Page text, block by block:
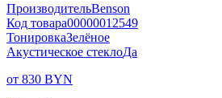
ПроизводительBenson
Код товара00000012549
ТонировкаЗелёное
Акустическое стеклоДа
от 830 BYN